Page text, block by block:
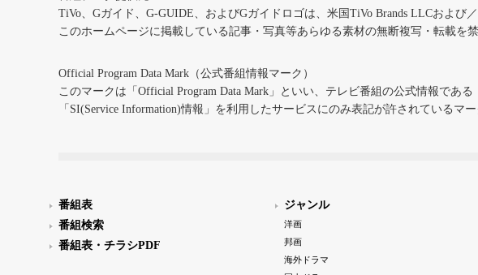
TiVo、Gガイド、G-GUIDE、およびGガイドロゴは、米国TiVo Brands LLCおよび
このホームページに掲載している記事・写真等あらゆる素材の無断複写・転載を禁
Official Program Data Mark（公式番組情報マーク）
このマークは「Official Program Data Mark」といい、テレビ番組の公式情報である
「SI(Service Information)情報」を利用したサービスにのみ表記が許されているマー
番組表
番組検索
番組表・チラシPDF
ジャンル
洋画
邦画
海外ドラマ